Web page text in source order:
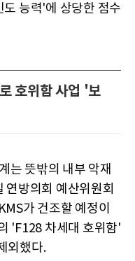
능력'에 상당한 점수
호위함 사업 '보
는 뜻밖의 내부 악재
연방의회 예산위원회
가 건조할 예정이
'F128 차세대 호위함'
외했다.